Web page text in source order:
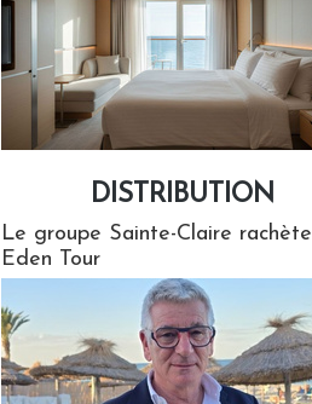
DISTRIBUTION
Le groupe Sainte-Claire rachète
Eden Tour